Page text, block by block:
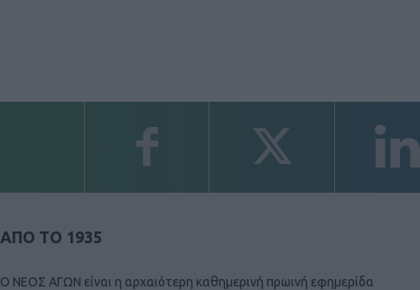
ΑΠΟ ΤΟ 1935
Ο ΝΕΟΣ ΑΓΩΝ είναι η αρχαιότερη καθημερινή πρωινή εφημερίδα